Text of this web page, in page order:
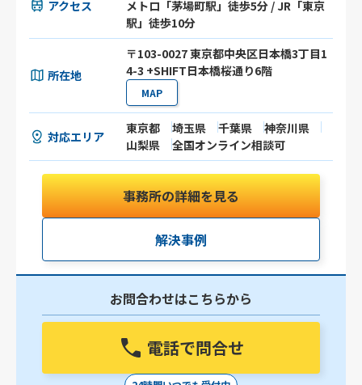
アクセス
メトロ「茅場町駅」徒歩5分 / JR「東京
駅」徒歩10分
所在地
〒103-0027 東京都中央区日本橋3丁目1
4-3 +SHIFT日本橋桜通り6階
MAP
対応エリア
東京都 埼玉県 千葉県
神奈川県
山梨県
全国オンライン相談可
事務所の詳細を見る
解決事例
お問合わせはこちらから
電話で問合せ